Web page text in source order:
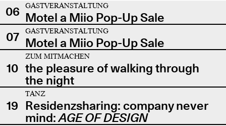
06
GASTVERANSTALTUNG
Motel a Miio Pop-Up Sale
07
GASTVERANSTALTUNG
Motel a Miio Pop-Up Sale
10
ZUM MITMACHEN
the pleasure of walking through
the night
19
TANZ
Residenzsharing: company never
mind:AGE OF DESIGN